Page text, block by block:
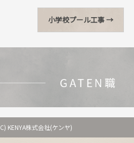
小学校プール工事→
KENYA株式会社(ケンヤ)